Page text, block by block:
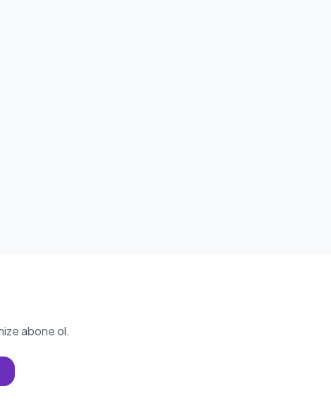
abone ol.